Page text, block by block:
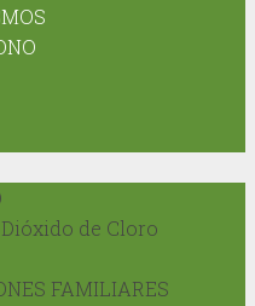
de Cloro
FAMILIARES